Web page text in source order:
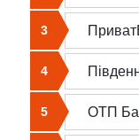
3
4
5 ОТП